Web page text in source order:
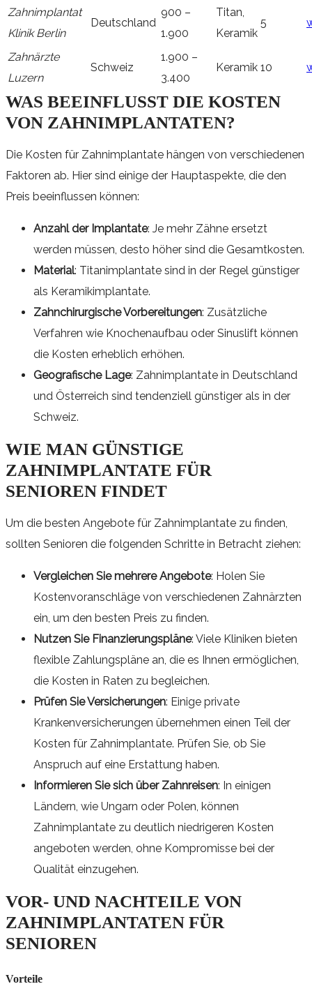
Zahnimplantat
Klinik Berlin
Deutschland
900 –
1.900
Titan,
Keramik
5
Zahnärzte
Luzern
Schweiz
1.900 –
3.400
Keramik 10
WAS BEEINFLUSST DIE KOSTEN
VON ZAHNIMPLANTATEN?
Die Kosten für Zahnimplantate hängen von verschiedenen
Faktoren ab. Hier sind einige der Hauptaspekte, die den
Preis beeinflussen können:
Anzahl der Implantate: Je mehr Zähne ersetzt
werden müssen, desto höher sind die Gesamtkosten.
Material: Titanimplantate sind in der Regel günstiger
als Keramikimplantate.
Zahnchirurgische Vorbereitungen: Zusätzliche
Verfahren wie Knochenaufbau oder Sinuslift können
die Kosten erheblich erhöhen.
Geografische Lage: Zahnimplantate in Deutschland
und Österreich sind tendenziell günstiger als in der
Schweiz.
WIE MAN GÜNSTIGE
ZAHNIMPLANTATE FÜR
SENIOREN FINDET
Um die besten Angebote für Zahnimplantate zu finden,
sollten Senioren die folgenden Schritte in Betracht ziehen:
Vergleichen Sie mehrere Angebote: Holen Sie
Kostenvoranschläge von verschiedenen Zahnärzten
ein, um den besten Preis zu finden.
Nutzen Sie Finanzierungspläne: Viele Kliniken bieten
flexible Zahlungspläne an, die es Ihnen ermöglichen,
die Kosten in Raten zu begleichen.
Prüfen Sie Versicherungen: Einige private
Krankenversicherungen übernehmen einen Teil der
Kosten für Zahnimplantate. Prüfen Sie, ob Sie
Anspruch auf eine Erstattung haben.
Informieren Sie sich über Zahnreisen: In einigen
Ländern, wie Ungarn oder Polen, können
Zahnimplantate zu deutlich niedrigeren Kosten
angeboten werden, ohne Kompromisse bei der
Qualität einzugehen.
VOR- UND NACHTEILE VON
ZAHNIMPLANTATEN FÜR
SENIOREN
Vorteile